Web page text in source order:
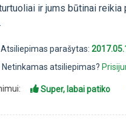
ir jums būtinai reikia
Atsiliepimas parašytas:
Netinkamas atsiliepimas?
Super, labai patiko